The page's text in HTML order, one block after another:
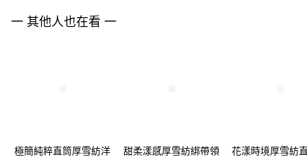
「AFTEE先享後付」，若未經同意申辦者引起之損失，本公司不負相關責
一 其他人也在看 一
極簡純粹直筒厚雪紡洋
甜柔漾感厚雪紡綁帶領
花漾時境厚雪紡